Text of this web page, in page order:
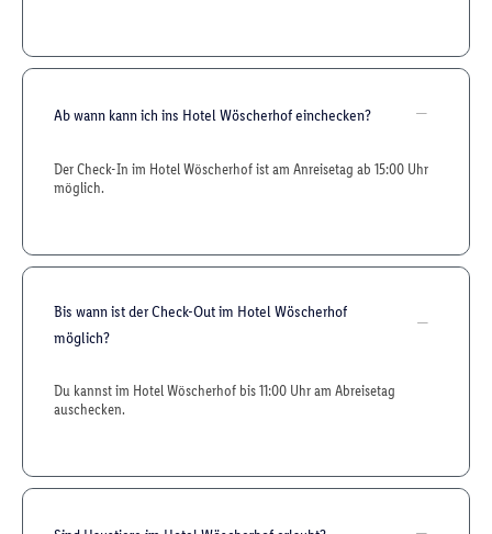
Ab wann kann ich ins Hotel Wöscherhof einchecken?
Der Check-In im Hotel Wöscherhof ist am Anreisetag ab 15:00 Uhr
möglich.
Bis wann ist der Check-Out im Hotel Wöscherhof
möglich?
Du kannst im Hotel Wöscherhof bis 11:00 Uhr am Abreisetag
auschecken.